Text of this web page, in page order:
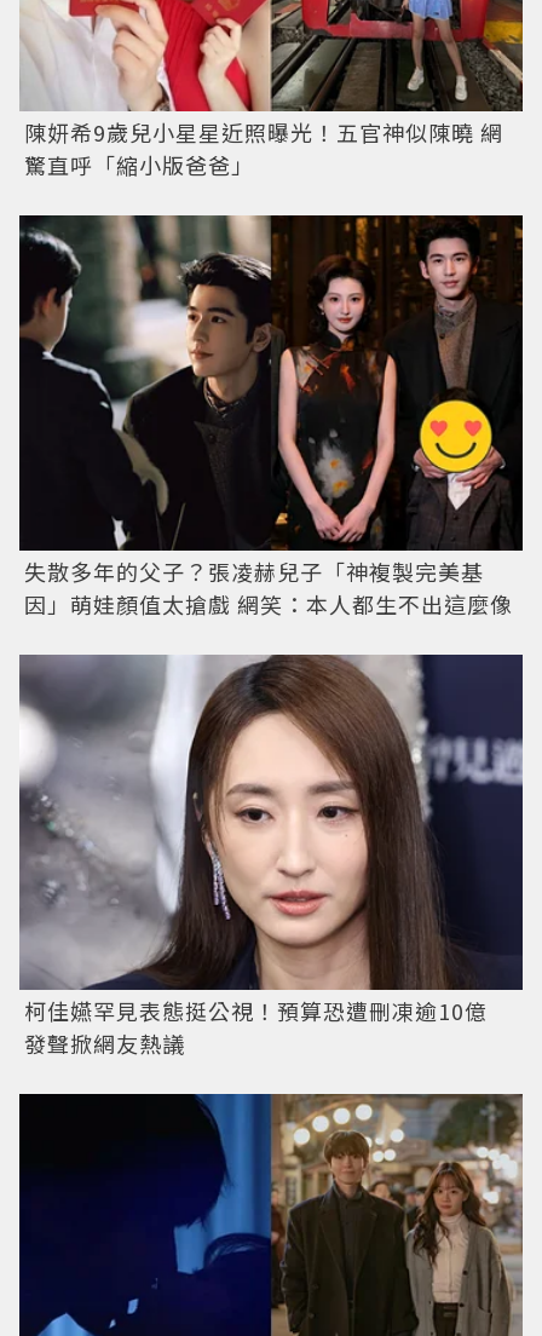
陳妍希9歲兒小星星近照曝光！五官神似陳曉 網
驚直呼「縮小版爸爸」
失散多年的父子？張凌赫兒子「神複製完美基
因」萌娃顏值太搶戲 網笑：本人都生不出這麼像
柯佳嬿罕見表態挺公視！預算恐遭刪凍逾10億
發聲掀網友熱議